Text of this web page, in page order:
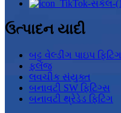
ઉત્પાદન યાદી
બટ્ટ વેલ્ડીંગ પાઇપ ફિટિંગ
ફ્લેંજ
લવચીક સંયુક્ત
બનાવટી SW ફિટિંગ્સ
બનાવટી થ્રેડેડ ફિટિંગ